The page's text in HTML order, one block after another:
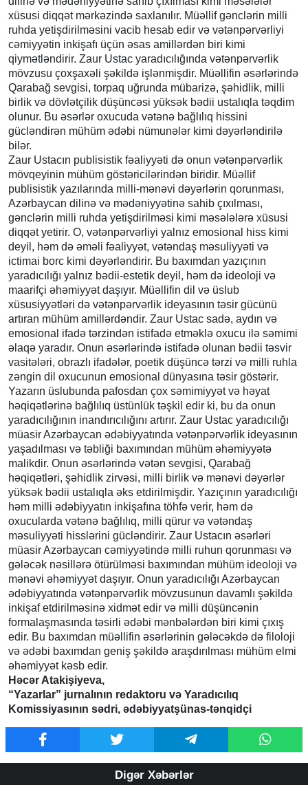
xüsusi diqqət mərkəzində saxlanılır. Müəllif gənclərin milli
ruhda yetişdirilməsini vacib hesab edir və vətənpərvərliyi
cəmiyyətin inkişafı üçün əsas amillərdən biri kimi
qiymətləndirir. Zaur Ustac yaradıcılığında vətənpərvərlik
mövzusu çoxşaxəli şəkildə işlənmişdir. Müəllifin əsərlərində
Qarabağ sevgisi, torpaq uğrunda mübarizə, şəhidlik, milli
birlik və dövlətçilik düşüncəsi yüksək bədii ustalıqla təqdim
olunur. Bu əsərlər oxucuda vətənə bağlılıq hissini
gücləndirən mühüm ədəbi nümunələr kimi dəyərləndirilə
bilər.
Zaur Ustacın publisistik fəaliyyəti də onun vətənpərvərlik
mövqeyinin mühüm göstəricilərindən biridir. Müəllif
publisistik yazılarında milli-mənəvi dəyərlərin qorunması,
Azərbaycan dilinə və mədəniyyətinə sahib çıxılması,
gənclərin milli ruhda yetişdirilməsi kimi məsələlərə xüsusi
diqqət yetirir. O, vətənpərvərliyi yalnız emosional hiss kimi
deyil, həm də əməli fəaliyyət, vətəndaş məsuliyyəti və
ictimai borc kimi dəyərləndirir. Bu baxımdan yazıçının
yaradıcılığı yalnız bədii-estetik deyil, həm də ideoloji və
maarifçi əhəmiyyət daşıyır. Müəllifin dil və üslub
xüsusiyyətləri də vətənpərvərlik ideyasının təsir gücünü
artıran mühüm amillərdəndir. Zaur Ustac sadə, aydın və
emosional ifadə tərzindən istifadə etməklə oxucu ilə səmimi
əlaqə yaradır. Onun əsərlərində istifadə olunan bədii təsvir
vasitələri, obrazlı ifadələr, poetik düşüncə tərzi və milli ruhla
zəngin dil oxucunun emosional dünyasına təsir göstərir.
Yazarın üslubunda pafosdan çox səmimiyyət və həyat
həqiqətlərinə bağlılıq üstünlük təşkil edir ki, bu da onun
yaradıcılığının inandırıcılığını artırır. Zaur Ustac yaradıcılığı
müasir Azərbaycan ədəbiyyatında vətənpərvərlik ideyasının
yaşadılması və təbliği baxımından mühüm əhəmiyyətə
malikdir. Onun əsərlərində vətən sevgisi, Qarabağ
həqiqətləri, şəhidlik zirvəsi, milli birlik və mənəvi dəyərlər
yüksək bədii ustalıqla əks etdirilmişdir. Yazıçının yaradıcılığı
həm milli ədəbiyyatın inkişafına töhfə verir, həm də
oxucularda vətənə bağlılıq, milli qürur və vətəndaş
məsuliyyəti hisslərini gücləndirir. Zaur Ustacın əsərləri
müasir Azərbaycan cəmiyyətində milli ruhun qorunması və
gələcək nəsillərə ötürülməsi baxımından mühüm ideoloji və
mənəvi əhəmiyyət daşıyır. Onun yaradıcılığı Azərbaycan
ədəbiyyatında vətənpərvərlik mövzusunun davamlı şəkildə
inkişaf etdirilməsinə xidmət edir və milli düşüncənin
formalaşmasında təsirli ədəbi mənbələrdən biri kimi çıxış
edir. Bu baxımdan müəllifin əsərlərinin gələcəkdə də filoloji
və ədəbi baxımdan geniş şəkildə araşdırılması mühüm elmi
əhəmiyyət kəsb edir.
Həcər Atakişiyeva,
“Yazarlar” jurnalının redaktoru və Yaradıcılıq
Komissiyasının sədri, ədəbiyyatşünas-tənqidçi
Digər Xəbərlər